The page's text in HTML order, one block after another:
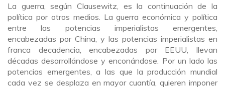
La guerra, según Clausewitz, es la continuación de la
política por otros medios. La guerra económica y política
entre las potencias imperialistas emergentes,
encabezadas por China, y las potencias imperialistas en
franca decadencia, encabezadas por EEUU, llevan
décadas desarrollándose y enconándose. Por un lado las
potencias emergentes, a las que la producción mundial
cada vez se desplaza en mayor cuantía, quieren imponer